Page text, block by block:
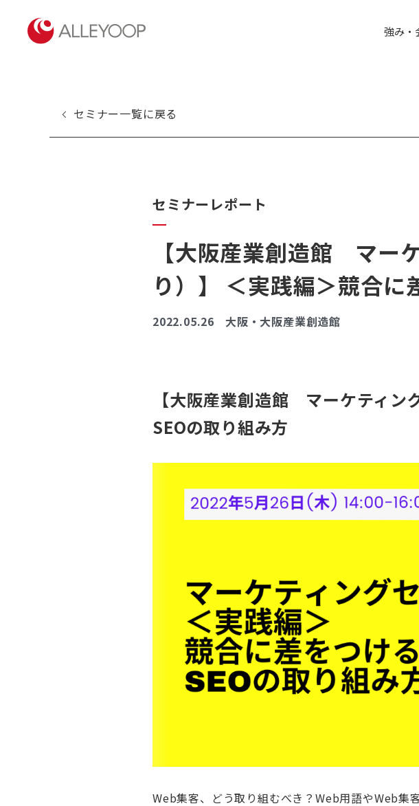
強み・
セミナー一覧に戻る
セミナーレポート
【大阪産業創造館 マー
り）】 ＜実践編＞競合に
2022.05.26 大阪・大阪産業創造館
【大阪産業創造館 マーケティン
SEOの取り組み方
Web集客、どう取り組むべき？Web用語やWeb集